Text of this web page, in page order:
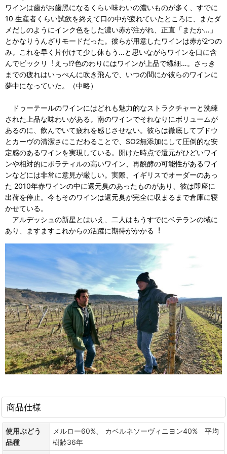
ワインは⻭がお⻭⿊になるくらい味わいの濃いものが多く、すでに
10 ⽣産者くらい試飲を終えて⼝の中が疲れていたところに、またダ
メだしのようにインク⾊をした濃い⾚が注がれ、正直「またか…」
とかなりうんざりモードだった。彼らが⽤意したワインは⾚が2つの
み。これを早く⽚付けて少し休もう…と思いながらワインを⼝に含
んでビックリ︕えっ!?⾊のわりにはワインが上品で繊細…。さっき
までの疲れはいっぺんに吹き⾶んで、いつの間にか彼らのワインに
夢中になっていた。（中略）
ドゥーテールのワインにはどれも魅⼒的なストラクチャーと洗練
された上品な味わいがある。南のワインでそれなりにボリュームが
あるのに、飲んでいて疲れを感じさせない。彼らは徹底してブドウ
とカーヴの清潔さにこだわることで、SO2無添加にして圧倒的な安
定感のあるワインを実現している。開けた時点で還元がひどいワイ
ンや相対的にボラティルの⾼いワイン、再醗酵の可能性があるワイ
ンなどには⾮常に意⾒が厳しい。実際、イギリスでオーダーのあっ
た 2010年⾚ワインの中に還元臭のあったものがあり、彼は即座に
出荷を停⽌。今もそのワインは還元臭が完全に収まるまで倉庫に寝
かせている。
アルデッシュの新星とはいえ、⼆⼈はもうすでにベテランの域に
あり、ますますこれからの活躍に期待がかかる︕
商品仕様
使用ぶどう
品種
メルロー60%、 カベルネソーヴィニヨン40% 平均
樹齢36年